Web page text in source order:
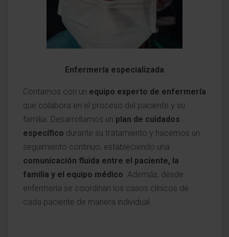
Enfermería especializada
Contamos con un equipo experto de enfermería
que colabora en el proceso del paciente y su
familia. Desarrollamos un plan de cuidados
específico durante su tratamiento y hacemos un
seguimiento continuo, estableciendo una
comunicación fluida entre el paciente, la
familia y el equipo médico. Además, desde
enfermería se coordinan los casos clínicos de
cada paciente de manera individual.